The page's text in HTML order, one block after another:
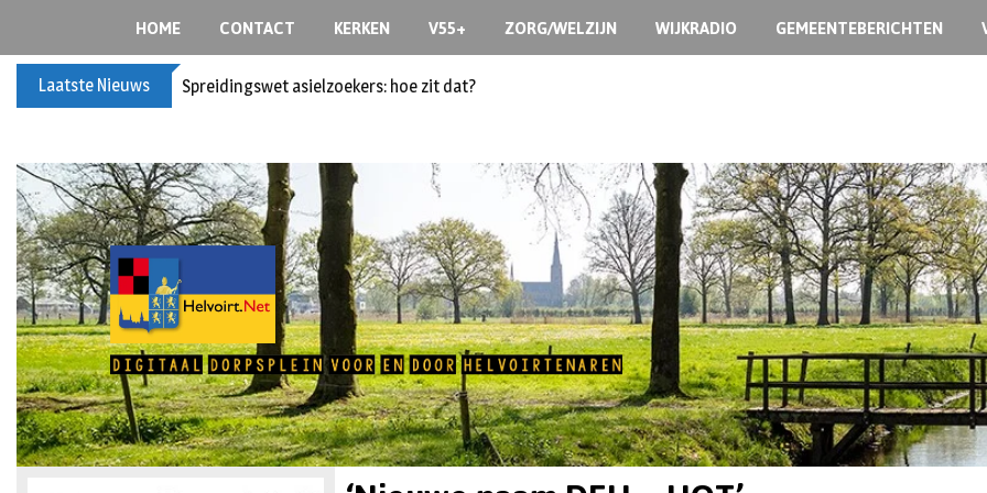
HOME CONTACT KERKEN V55+ ZORG/WELZIJN WIJKRADIO GEMEENTEBERICHTEN
Laatste Nieuws Spreidingswet asielzoekers: hoe zit dat?